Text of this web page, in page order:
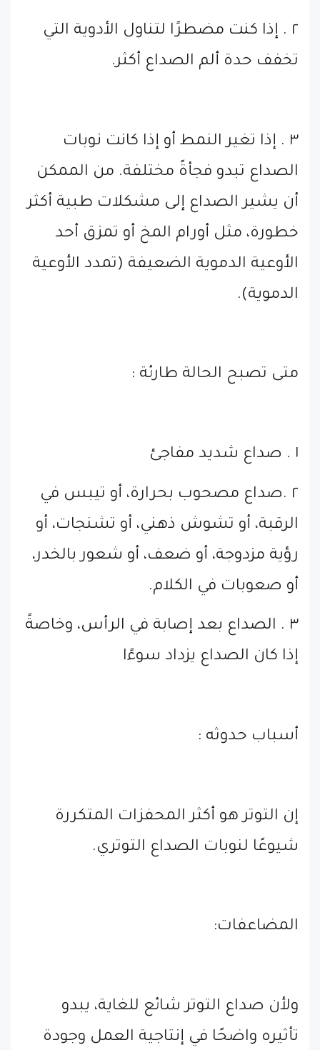
٢ . إذا كنت مضطرًا لتناول الأدوية التي
تخفف حدة ألم الصداع أكثر.
٣ . إذا تغير النمط أو إذا كانت نوبات
الصداع تبدو فجأةً مختلفة. من الممكن
أن يشير الصداع إلى مشكلات طبية أكثر
خطورة، مثل أورام المخ أو تمزق أحد
الأوعية الدموية الضعيفة (تمدد الأوعية
الدموية).
متى تصبح الحالة طارئة :
١ . صداع شديد مفاجئ
٢ .صداع مصحوب بحرارة، أو تيبس في
الرقبة، أو تشوش ذهني، أو تشنجات، أو
رؤية مزدوجة، أو ضعف، أو شعور بالخدر،
أو صعوبات في الكلام.
٣ . الصداع بعد إصابة في الرأس، وخاصةً
إذا كان الصداع يزداد سوءًا
أسباب حدوثه :
إن التوتر هو أكثر المحفزات المتكررة
شيوعًا لنوبات الصداع التوتري.
المضاعفات:
ولأن صداع التوتر شائع للغاية، يبدو
تأثيره واضحًا في إنتاجية العمل وجودة